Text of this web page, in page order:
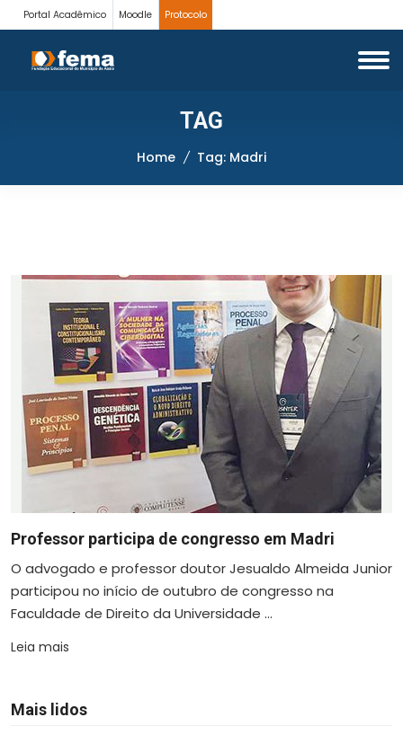
Portal Acadêmico Moodle Protocolo
TAG
Home Tag: Madri
Professor participa de congresso em Madri
O advogado e professor doutor Jesualdo Almeida Junior
participou no início de outubro de congresso na
Faculdade de Direito da Universidade ...
Leia mais
Mais lidos